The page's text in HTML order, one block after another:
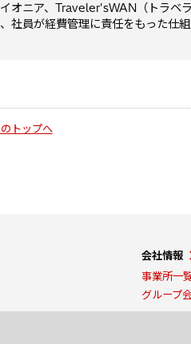
オニア、Traveler'sWAN（トラベ
員が経費管理に責任をもった仕組
トップへ
会社情報
事業所一
グループ